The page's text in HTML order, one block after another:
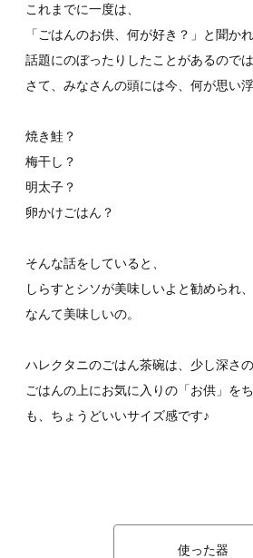
これまでに一度は、
「ごはんのお供、何が好き？」と聞かれ
話題にのぼったりしたことがあるので
さて、みなさんの頭には今、何が思い
焼き鮭？
梅干し？
明太子？
卵かけごはん？
そんな話をしていると、
しらすとシソが美味しいよと勧められ
なんて美味しいの。
ハレクタニのごはん茶碗は、少し深さの
ごはんの上にお気に入りの「お供」を
も、ちょうどいいサイズ感です♪
使った器